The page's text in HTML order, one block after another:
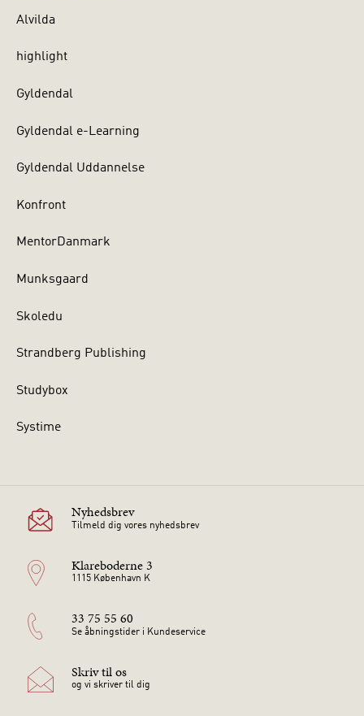
Alvilda
highlight
Gyldendal
Gyldendal e-Learning
Gyldendal Uddannelse
Konfront
MentorDanmark
Munksgaard
Skoledu
Strandberg Publishing
Studybox
Systime
Nyhedsbrev
Tilmeld dig vores nyhedsbrev
Klareboderne 3
1115 København K
33 75 55 60
Se åbningstider i Kundeservice
Skriv til os
og vi skriver til dig